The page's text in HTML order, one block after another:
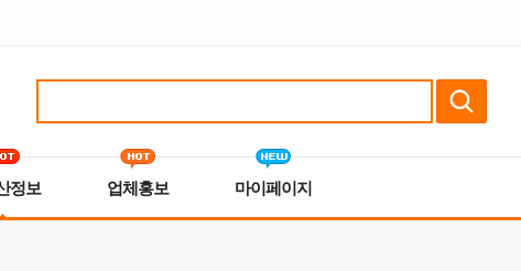
정보 업체홍보 마이페이지